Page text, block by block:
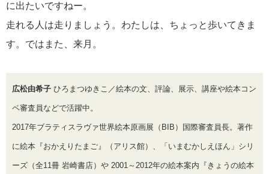
に出たいですねー。
走れる人は走りましょう。わたしは、ちょっと歩いてきま
す。ではまた、来月。
広松由希子 ひろまつゆきこ／絵本の文、評論、展示、講座や絵本コン
ペ審査員などで活躍中。
2017年ブラティスラヴァ世界絵本原画展（BIB）国際審査員長。著作
に絵本『おかえりたまご』（アリス館）、「いまむかしえほん」シリ
ーズ（全11冊 岩崎書店）や 2001～2012年の絵本案内『きょうの絵本